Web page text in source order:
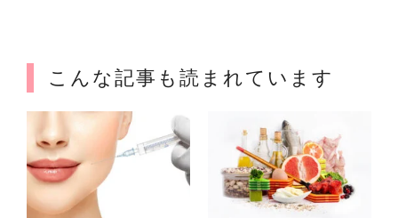
こんな記事も読まれています